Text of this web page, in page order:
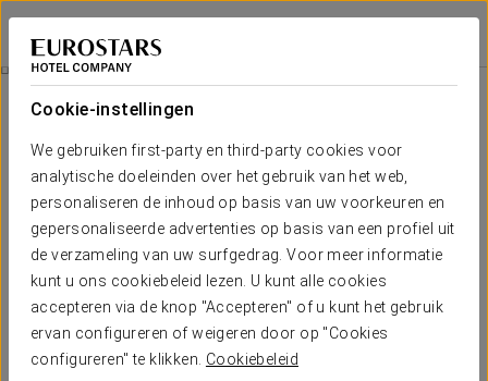
Cookie-instellingen
We gebruiken first-party en third-party cookies voor
analytische doeleinden over het gebruik van het web,
personaliseren de inhoud op basis van uw voorkeuren en
gepersonaliseerde advertenties op basis van een profiel uit
de verzameling van uw surfgedrag. Voor meer informatie
kunt u ons cookiebeleid lezen. U kunt alle cookies
accepteren via de knop "Accepteren" of u kunt het gebruik
ervan configureren of weigeren door op "Cookies
configureren" te klikken. Cookiebeleid
Eurostars Florence Boutique
FLORENCE
Kamers
Het comfort en de rust die je nodig
hebt
De39 kamers en suitesvan het Eurostars Florence Boutique
ademen eenwarme, verfijnde sfeer, De minimalistische lijnen
zijn in harmonie met de roze tinten, wat een prettig gevoel van
beslotenheid en stijl geeft.
Alle kamers bieden de gast veel comfort. Ze zijn uitgerust met
demodernste faciliteitenom zowel zakenmensen als